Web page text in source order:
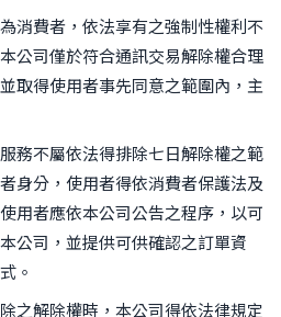
消費者，依法享有之強制性權利不
公司僅於符合通訊交易解除權合理
取得使用者事先同意之範圍內，主
務不屬依法得排除七日解除權之範
身分，使用者得依消費者保護法及
用者應依本公司公告之程序，以可
公司，並提供可供確認之訂單資
。
之解除權時，本公司得依法律規定